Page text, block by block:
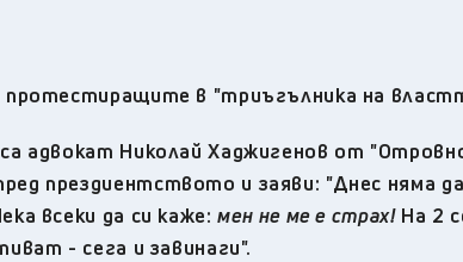
протестиращите в "триъгълника на
адвокат Николай Хаджигенов от
прездиентството и заяви: "Днес няма
всеки да си каже:мен не ме е страх!На 2
- сега и завинаги".